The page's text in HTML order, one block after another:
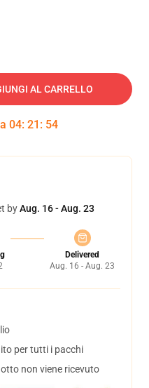
AL CARRELLO
04: 21 : 52
byAug. 16 - Aug. 23
Delivered
Aug. 16 - Aug. 23
per tutti i pacchi
non viene ricevuto